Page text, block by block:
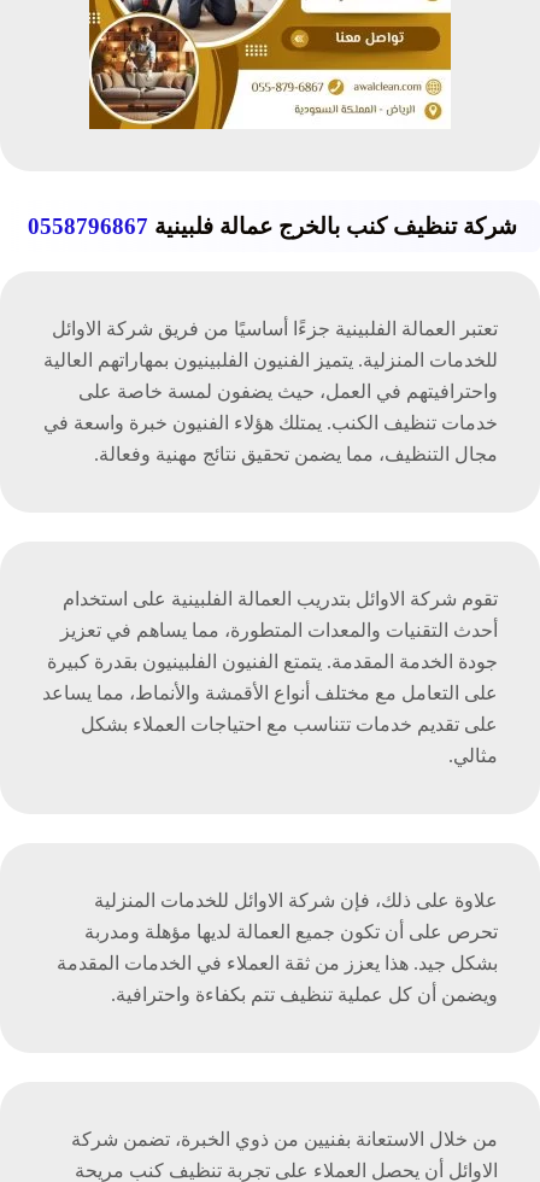
شركة تنظيف كنب بالخرج عمالة فلبينية 0558796867
تعتبر العمالة الفلبينية جزءًا أساسيًا من فريق شركة الاوائل
للخدمات المنزلية. يتميز الفنيون الفلبينيون بمهاراتهم العالية
واحترافيتهم في العمل، حيث يضفون لمسة خاصة على
خدمات تنظيف الكنب. يمتلك هؤلاء الفنيون خبرة واسعة في
مجال التنظيف، مما يضمن تحقيق نتائج مهنية وفعالة.
تقوم شركة الاوائل بتدريب العمالة الفلبينية على استخدام
أحدث التقنيات والمعدات المتطورة، مما يساهم في تعزيز
جودة الخدمة المقدمة. يتمتع الفنيون الفلبينيون بقدرة كبيرة
على التعامل مع مختلف أنواع الأقمشة والأنماط، مما يساعد
على تقديم خدمات تتناسب مع احتياجات العملاء بشكل
مثالي.
علاوة على ذلك، فإن شركة الاوائل للخدمات المنزلية
تحرص على أن تكون جميع العمالة لديها مؤهلة ومدربة
بشكل جيد. هذا يعزز من ثقة العملاء في الخدمات المقدمة
ويضمن أن كل عملية تنظيف تتم بكفاءة واحترافية.
من خلال الاستعانة بفنيين من ذوي الخبرة، تضمن شركة
الاوائل أن يحصل العملاء على تجربة تنظيف كنب مريحة